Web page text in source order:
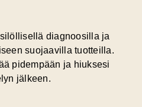
diagnoosilla ja
suojaavilla tuotteilla.
pidempään ja hiuksesi
jälkeen.